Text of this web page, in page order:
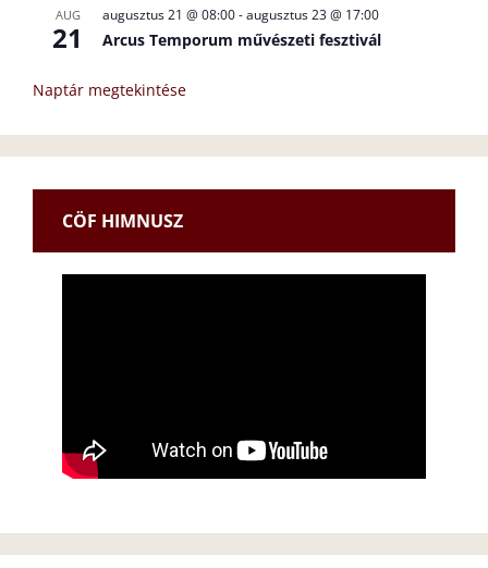
AUG
21
augusztus 21 @ 08:00-augusztus 23 @ 17:00
Arcus Temporum művészeti fesztivál
Naptár megtekintése
CÖF HIMNUSZ